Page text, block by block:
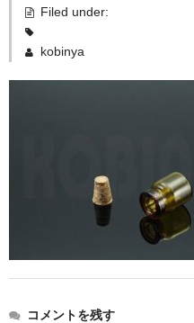
Filed under:
kobinya
コメントを残す